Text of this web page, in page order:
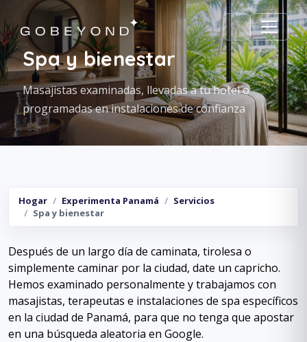
Spa y bienestar
Masajistas examinadas, llevadas a tu hotel o
programadas en instalaciones de confianza
Hogar Experimenta Panamá
Servicios
Spa y bienestar
Después de un largo día de caminata, tirolesa o
simplemente caminar por la ciudad, date un capricho.
Hemos examinado personalmente y trabajamos con
masajistas, terapeutas e instalaciones de spa específicos
en la ciudad de Panamá, para que no tenga que apostar
en una búsqueda aleatoria en Google.